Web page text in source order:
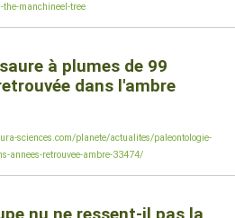
the-manchineel-tree
à plumes de 99
dans l'ambre
sciences.com/planete/actualites/paleontologie-
annees-retrouvee-ambre-33474/